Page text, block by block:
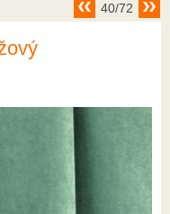
40/72